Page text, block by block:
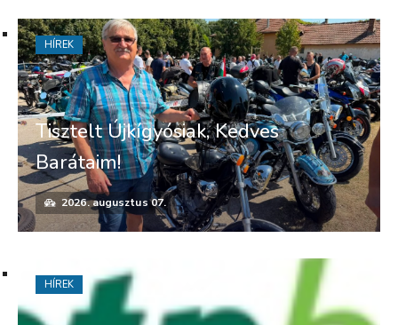
Tisztelt Újkígyósiak, Kedves
Barátaim!
2026. augusztus 07.
HÍREK
HÍREK